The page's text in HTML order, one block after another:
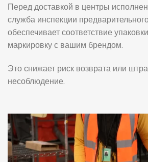
Перед доставкой в ​​центры
служба инспекции
обеспечивает соответствие
маркировку с вашим брендом.
Это снижает риск возврата или
несоблюдение.